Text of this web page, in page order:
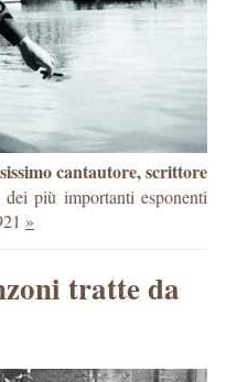
cantautore, scrittore
più importanti esponenti
»
tratte da